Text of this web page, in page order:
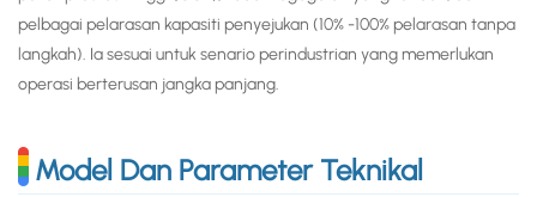
pelbagai pelarasan kapasiti penyejukan (10% -100% pelarasan tanpa
langkah). Ia sesuai untuk senario perindustrian yang memerlukan
operasi berterusan jangka panjang.
Model Dan Parameter Teknikal